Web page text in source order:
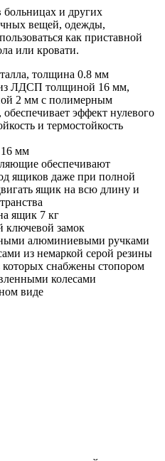
больницах и других
вещей, одежды,
как приставной
или кровати.
толщина 0.8 мм
ЛДСП толщиной 16 мм,
2 мм с полимерным
эффект нулевого
и термостойкость
мм
обеспечивают
ящиков даже при полной
ящик на всю длину и
ящик 7 кг
ключевой замок
алюминиевыми ручками
из немаркой серой резины
снабжены стопором
колесами
виде